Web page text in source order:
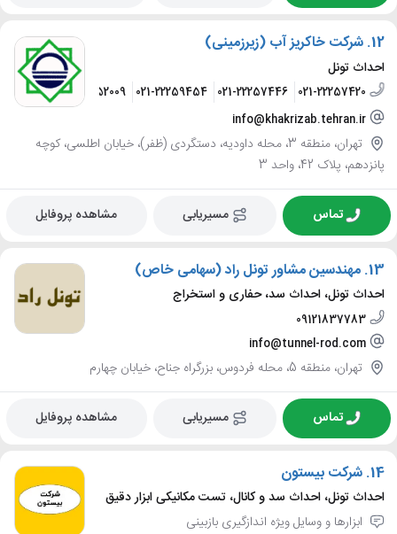
12. شرکت خاکریز آب (زیرزمینی)
احداث تونل
021-22257420
021-22257446
021-22259454
021-22252009
info@khakrizab.tehran.ir
تهران، منطقه 3، محله داودیه، دستگردی (ظفر)، خیابان اطلسی، کوچه
پانزدهم، پلاک 42، واحد 3
تماس مسیریابی مشاهده پروفایل
13. مهندسین مشاور تونل راد (سهامی خاص)
احداث تونل، احداث سد، حفاری و استخراج
09121837783
info@tunnel-rod.com
تهران، منطقه 5، محله فردوس، بزرگراه جناح، خیابان چهارم
تماس مسیریابی مشاهده پروفایل
14. شرکت بیستون
احداث تونل، احداث سد و کانال، تست مکانیکی ابزار دقیق
ابزارها و وسایل ویژه اندازگیری بازبینی